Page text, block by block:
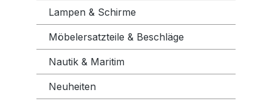
Lampen & Schirme
Möbelersatzteile & Beschläge
Nautik & Maritim
Neuheiten